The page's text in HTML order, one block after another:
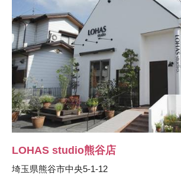
LOHAS studio熊谷店
埼玉県熊谷市中央5-1-12